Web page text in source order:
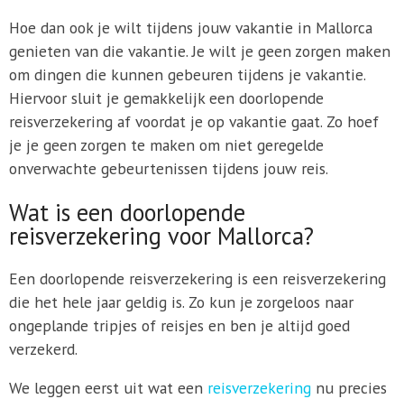
Hoe dan ook je wilt tijdens jouw vakantie in Mallorca
genieten van die vakantie. Je wilt je geen zorgen maken
om dingen die kunnen gebeuren tijdens je vakantie.
Hiervoor sluit je gemakkelijk een doorlopende
reisverzekering af voordat je op vakantie gaat. Zo hoef
je je geen zorgen te maken om niet geregelde
onverwachte gebeurtenissen tijdens jouw reis.
Wat is een doorlopende
reisverzekering voor Mallorca?
Een doorlopende reisverzekering is een reisverzekering
die het hele jaar geldig is. Zo kun je zorgeloos naar
ongeplande tripjes of reisjes en ben je altijd goed
verzekerd.
We leggen eerst uit wat een reisverzekeringnu precies